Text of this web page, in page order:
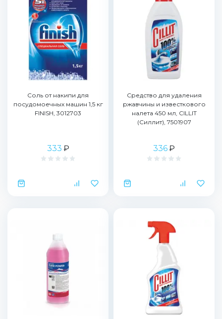
Соль от накипи для
посудомоечных машин 1,5 кг
FINISH, 3012703
333 ₽
Средство для удаления
ржавчины и известкового
налета 450 мл, CILLIT
(Силлит), 7501907
336₽